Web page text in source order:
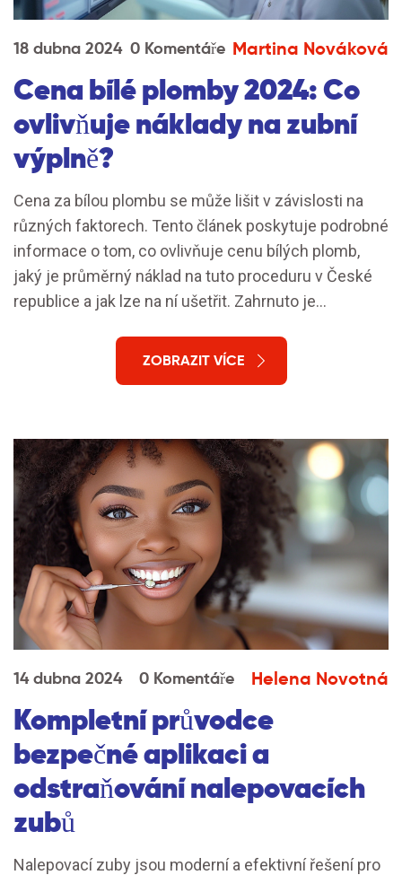
18 dubna 2024 0 Komentáře Martina Nováková
Cena bílé plomby 2024: Co
ovlivňuje náklady na zubní
výplně?
Cena za bílou plombu se může lišit v závislosti na
různých faktorech. Tento článek poskytuje podrobné
informace o tom, co ovlivňuje cenu bílých plomb,
jaký je průměrný náklad na tuto proceduru v České
republice a jak lze na ní ušetřit. Zahrnuto je
ZOBRAZIT VÍCE
14 dubna 2024 0 Komentáře Helena Novotná
Kompletní průvodce
bezpečné aplikaci a
odstraňování nalepovacích
zubů
Nalepovací zuby jsou moderní a efektivní řešení pro